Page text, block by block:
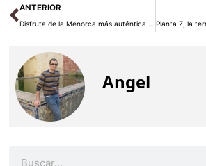
Ant
ANTERIOR
Disfruta de la Menorca más auténtica durante mayo
Angel